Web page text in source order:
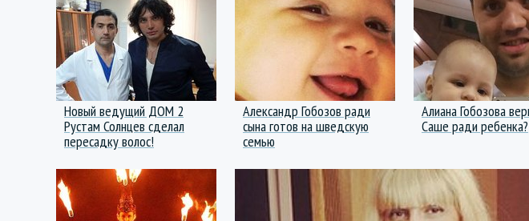
Новый ведущий ДОМ 2
Рустам Солнцев сделал
пересадку волос!
Александр Гобозов ради
сына готов на шведскую
семью
Алиана Гобозова
Саше ради ребенка?